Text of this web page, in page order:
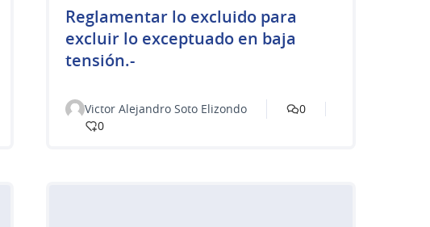
Reglamentar lo excluido para
excluir lo exceptuado en baja
tensión.-
Victor Alejandro Soto Elizondo
0
0